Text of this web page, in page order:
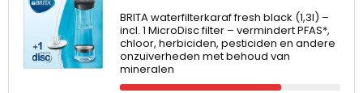
BRITA waterfilterkaraf fresh black (1,3l) –
incl. 1 MicroDisc filter – vermindert PFAS*,
chloor, herbiciden, pesticiden en andere
onzuiverheden met behoud van
mineralen